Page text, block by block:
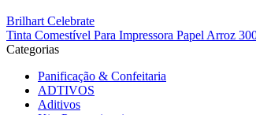
Brilhart Celebrate
Tinta Comestível Para Impressora Papel Arroz
Categorias
Panificação & Confeitaria
ADTIVOS
Aditivos